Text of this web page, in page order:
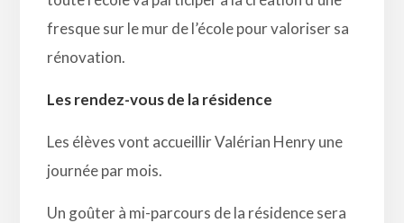
fresque sur le mur de l’école pour valoriser sa
rénovation.
Les rendez-vous de la résidence
Les élèves vont accueillir Valérian Henry une
journée par mois.
Un goûter à mi-parcours de la résidence sera